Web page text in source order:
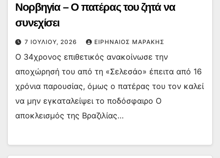
Νορβηγία – Ο πατέρας του ζητά να
συνεχίσει
7 ΙΟΥΛΊΟΥ, 2026 ΕΙΡΗΝΑΊΟΣ ΜΑΡΆΚΗΣ
Ο 34χρονος επιθετικός ανακοίνωσε την
αποχώρησή του από τη «Σελεσάο» έπειτα από 16
χρόνια παρουσίας, όμως ο πατέρας του τον καλεί
να μην εγκαταλείψει το ποδόσφαιρο Ο
αποκλεισμός της Βραζιλίας…